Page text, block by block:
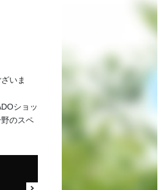
いま
ショッ
のスペ